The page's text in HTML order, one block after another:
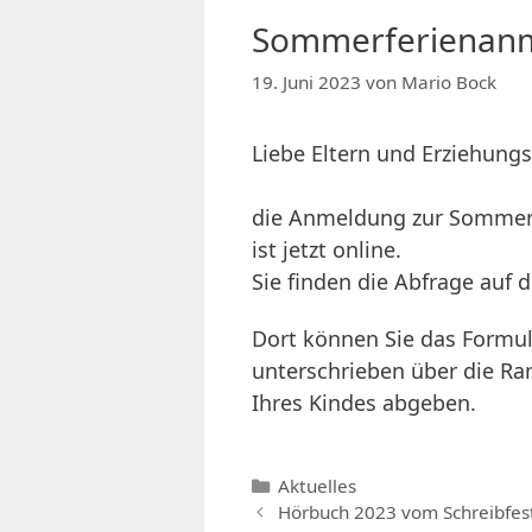
19. Juni 2023 von Mario Bock
Liebe Eltern und
die Anmeldung zur
ist jetzt online.
Sie finden die Abfrage auf
Dort können Sie das
unterschrieben über die
Ihres Kindes abgeben.
Kategorien
Aktuelles
Hörbuch 2023 vom